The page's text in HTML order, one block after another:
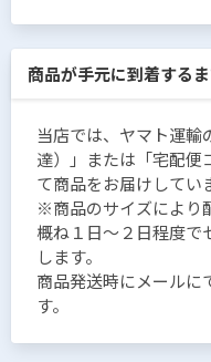
商品が手元に到着する
当店では、ヤマト運輸
達）」または「宅配便
て商品をお届けしてい
※商品のサイズにより
概ね１日〜２日程度で
します。
商品発送時にメールに
す。